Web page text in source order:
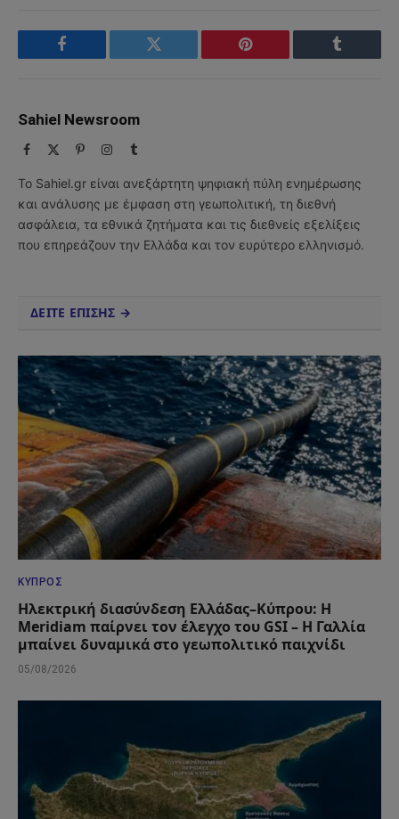
Facebook Twitter Pinterest Tumblr
Sahiel Newsroom
Facebook PinterestInstagram
Tumblr
Το Sahiel.gr είναι ανεξάρτητη ψηφιακή πύλη ενημέρωσης
και ανάλυσης με έμφαση στη γεωπολιτική, τη διεθνή
ασφάλεια, τα εθνικά ζητήματα και τις διεθνείς εξελίξεις
που επηρεάζουν την Ελλάδα και τον ευρύτερο ελληνισμό.
ΔΕΙΤΕ ΕΠΙΣΗΣ →
ΚΎΠΡΟΣ
Ηλεκτρική διασύνδεση Ελλάδας–Κύπρου: Η
Meridiam παίρνει τον έλεγχο του GSI – Η Γαλλία
μπαίνει δυναμικά στο γεωπολιτικό παιχνίδι
05/08/2026